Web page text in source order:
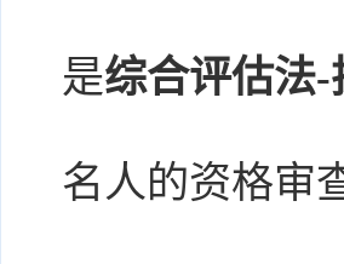
是综合评估法
名人的资格审